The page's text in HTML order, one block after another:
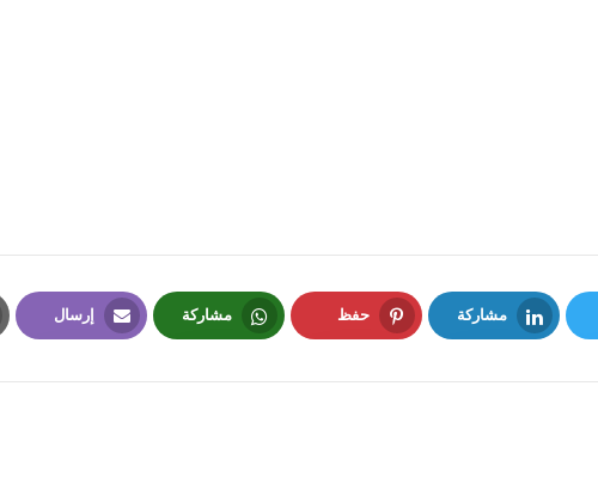
مشاركة حفظ مشاركة إرسال
fovtech